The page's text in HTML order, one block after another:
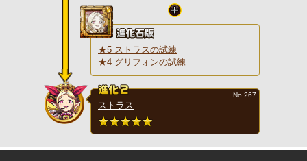
★5 ストラスの試練
★4 グリフォンの試練
ストラス
No.267